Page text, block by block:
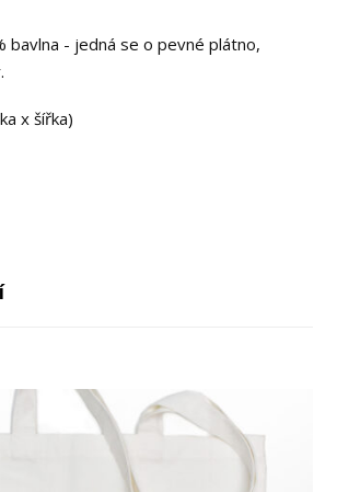
bavlna - jedná se o pevné plátno,
x šířka)